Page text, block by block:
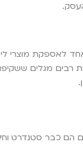
לאספקת
הם כבר סטנדרט